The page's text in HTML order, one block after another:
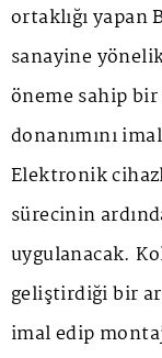
ortaklığı yapan
sanayine
öneme sahip
donanımını
Elektronik
sürecinin
uygulanacak.
geliştirdiği bir
imal edip